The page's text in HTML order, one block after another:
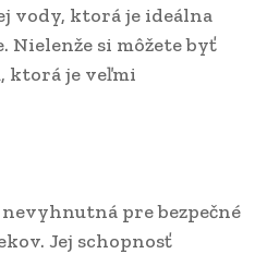
vody, ktorá je ideálna
Nielenže si môžete byť
ktorá je veľmi
pre bezpečné
Jej schopnosť